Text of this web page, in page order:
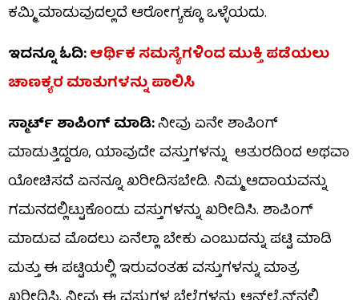
ಕಮ್ಮಿ ಮಾಡುವುದಲ್ಲದೆ ಆರೋಗ್ಯಕ್ಕೂ ಒಳ್ಳೆಯದು.
ಇದನ್ನೂಓದಿ:ಆರ್ಥಿಕಸಮಸ್ಯೆಗಳಿಂದಮುಕ್ತಿಪಡೆಯಲು
ಚಾಣಕ್ಯರಮಾತುಗಳನ್ನುಪಾಲಿಸಿ
ಸ್ಮಾರ್ಟ್ಶಾಪಿಂಗ್ಮಾಡಿ:ನೀವು ಏನೇ ಶಾಪಿಂಗ್‌
ಮಾಡುತ್ತಿದ್ದರೂ, ಯಾವುದೇ ವಸ್ತುಗಳನ್ನು ಆತುರದಿಂದ ಅಥವಾ
ಯೋಚಿಸದೆ ಏನನ್ನೂ ಖರೀದಿಸಬೇಡಿ. ನಿಮ್ಮ ಆದಾಯವನ್ನು
ಗಮನದಲ್ಲಿಟ್ಟುಕೊಂಡು ವಸ್ತುಗಳನ್ನು ಖರೀದಿಸಿ. ಶಾಪಿಂಗ್‌
ಮಾಡುವ ಮೊದಲು ಏನೆಲ್ಲಾ ಬೇಕು ಎಂಬುದನ್ನು ಪಟ್ಟಿ ಮಾಡಿ
ಮತ್ತು ಈ ಪಟ್ಟಿಯಲ್ಲಿ ಇರುವಂತಹ ವಸ್ತುಗಳನ್ನು ಮಾತ್ರ